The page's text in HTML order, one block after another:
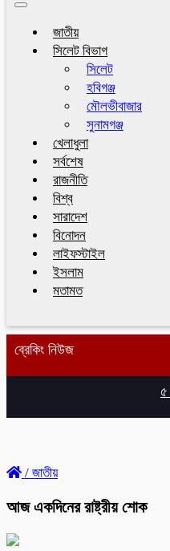
Toggle
জাতীয়
সিলেট বিভাগ
সিলেট
হবিগঞ্জ
মৌলভীবাজার
সুনামগঞ্জ
খেলাধুলা
সর্বশেষ
রাজনীতি
বিশ্ব
সারাদেশ
বিনোদন
লাইফস্টাইল
ইসলাম
মতামত
ব্রেকিং নিউজ
৫
/ জাতীয়
আজ একদিনের রাষ্ট্রীয় শোক